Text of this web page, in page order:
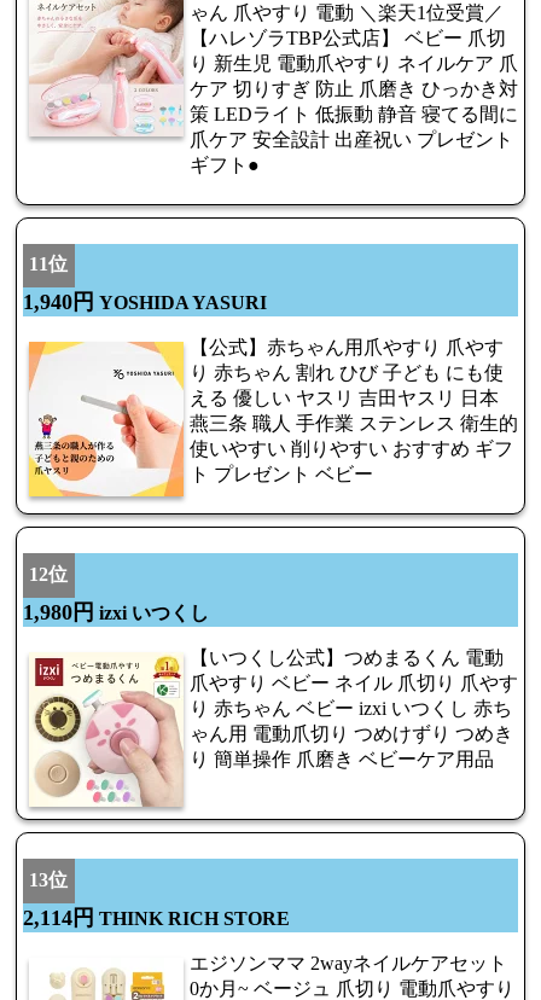
ゃん 爪やすり 電動 ＼楽天1位受賞／
【ハレゾラTBP公式店】 ベビー 爪切
り 新生児 電動爪やすり ネイルケア 爪
ケア 切りすぎ 防止 爪磨き ひっかき対
策 LEDライト 低振動 静音 寝てる間に
爪ケア 安全設計 出産祝い プレゼント
ギフト●
11位
1,940円 YOSHIDA YASURI
【公式】赤ちゃん用爪やすり 爪やす
り 赤ちゃん 割れ ひび 子ども にも使
える 優しい ヤスリ 吉田ヤスリ 日本
燕三条 職人 手作業 ステンレス 衛生的
使いやすい 削りやすい おすすめ ギフ
ト プレゼント ベビー
12位
1,980円 izxi いつくし
【いつくし公式】つめまるくん 電動
爪やすり ベビー ネイル 爪切り 爪やす
り 赤ちゃん ベビー izxi いつくし 赤ち
ゃん用 電動爪切り つめけずり つめき
り 簡単操作 爪磨き ベビーケア用品
13位
2,114円 THINK RICH STORE
エジソンママ 2wayネイルケアセット
0か月~ ベージュ 爪切り 電動爪やすり